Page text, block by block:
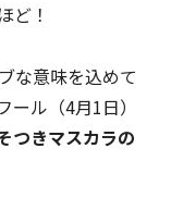
ど！
な意味を込めて
ル（4月1日）
つきマスカラの